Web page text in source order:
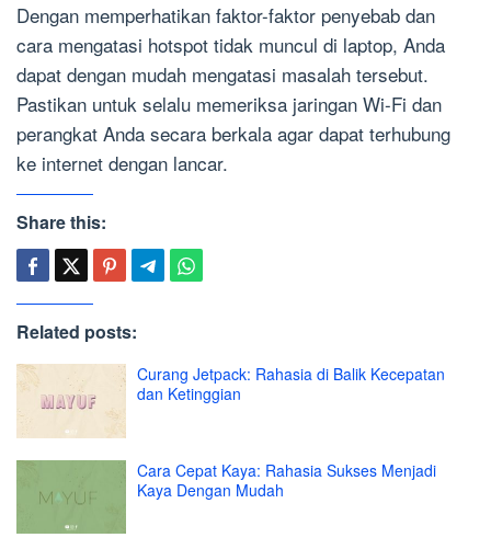
Dengan memperhatikan faktor-faktor penyebab dan
cara mengatasi hotspot tidak muncul di laptop, Anda
dapat dengan mudah mengatasi masalah tersebut.
Pastikan untuk selalu memeriksa jaringan Wi-Fi dan
perangkat Anda secara berkala agar dapat terhubung
ke internet dengan lancar.
Share this:
Related posts:
Curang Jetpack: Rahasia di Balik Kecepatan
dan Ketinggian
Cara Cepat Kaya: Rahasia Sukses Menjadi
Kaya Dengan Mudah